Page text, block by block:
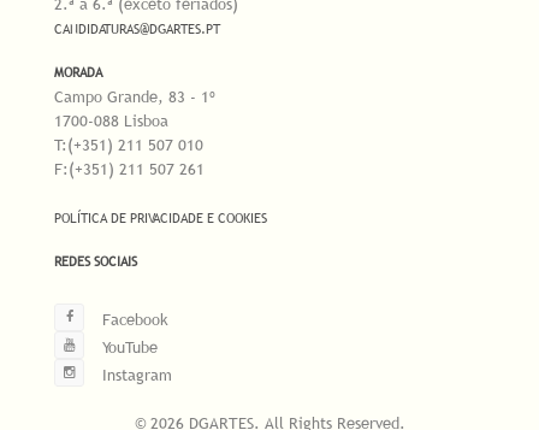
CANDIDATURAS@DGARTES.PT
MORADA
Campo Grande, 83 - 1º
1700-088 Lisboa
T:(+351) 211 507 010
F:(+351) 211 507 261
POLÍTICA DE PRIVACIDADE E COOKIES
REDES SOCIAIS
Facebook
YouTube
Instagram
© 2026 DGARTES. All Rights Reserved.